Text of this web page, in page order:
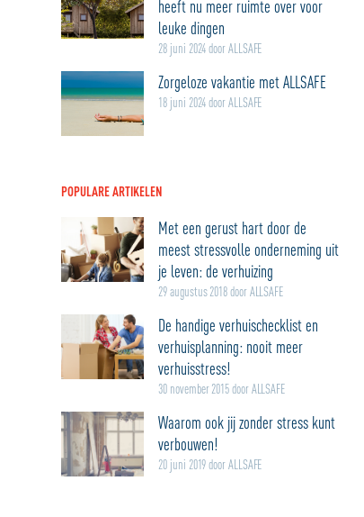
heeft nu meer ruimte over voor
leuke dingen
28 juni 2024 door ALLSAFE
Zorgeloze vakantie met ALLSAFE
18 juni 2024 door ALLSAFE
POPULARE ARTIKELEN
Met een gerust hart door de
meest stressvolle onderneming uit
je leven: de verhuizing
29 augustus 2018 door ALLSAFE
De handige verhuischecklist en
verhuisplanning: nooit meer
verhuisstress!
30 november 2015 door ALLSAFE
Waarom ook jij zonder stress kunt
verbouwen!
20 juni 2019 door ALLSAFE